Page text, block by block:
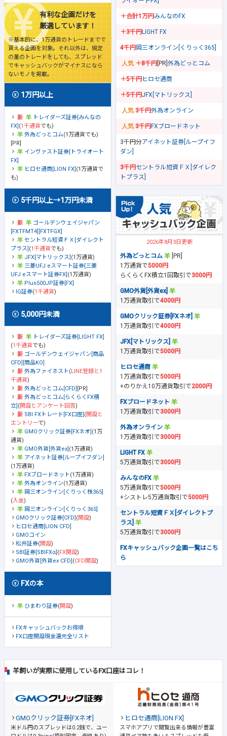
有利な企画だけを
厳選しています！
※基本的に、1万通貨のトレードまでで
貰える企画を対象。それ以外は、規定
の量のトレードをしても、スプレッド
でキャッシュバックがマイナスになら
ないモノを掲載。
1万円以上
トレイダーズ証券[みんなの
FX] (1千通貨でも)
外為どっとコム(1万通貨でも)
[PR]
インヴァスト証券[トライオート
FX]
ヒロセ通商[LION FX] (1万通貨で
も)
5千円以上→1万円未満
ゴールデンウェイジャパン
[FXTFMT4][FXTFGX]
セントラル短資ＦＸ[ダイレクト
プラス] (1千通貨でも)
JFX[マトリックス] (1万通貨)
三菱UFJ eスマート証券[三菱
UFJ eスマート証券FX] (1万通貨)
Plus500JP証券[FX]
IG証券(1千通貨)
5,000円未満
トレイダーズ証券[LIGHT FX]
(1千通貨でも)
ゴールデンウェイジャパン[商品
CFD][商品KO]
外為ファイネスト(LINE登録と1
千通貨)
外為どっとコム[CFD] [PR]
外為どっとコム[らくらくFX積
立] (開設とアンケート回答)
SBI FXトレード[FX口座] (開設と
エントリーで)
GMOクリック証券[FXネオ] (1万
通貨)
GMO外貨[外貨ex] (1万通貨)
アイネット証券[ループイフダン]
(1万通貨)
FXブロードネット(1万通貨)
外為オンライン(1万通貨)
岡三オンライン[くりっく株365]
(入金)
岡三オンライン[くりっく365]
GMOクリック証券[CFD] (開設)
ヒロセ通商[LION CFD]
GMOコイン
松井証券(開設)
SBI証券[SBIFXα] (FX開設)
GMO外貨[外貨ex CFD] (CFD開設)
FXの本
ひまわり証券(開設)
FXキャッシュバックお得順
FX口座開設現金還元全リスト
＋合計1万円みんなのFX
＋3千円LIGHT FX
4千円岡三オンライン[くりっく365]
＋8千円 [PR] 外為どっとコム
＋5千円ヒロセ通商
＋5千円JFX[マトリックス]
3千円外為オンライン
3千円FXブロードネット
3千円分アイネット証券[ループイフ
ダン]
3千円セントラル短資ＦＸ[ダイレク
トプラス]
2026年8月3日更新
外為どっとコム
[PR]
1万通貨で5000円
らくらくFX積立1回取引で3000円
GMO外貨[外貨ex]
1万通貨取引で4000円
GMOクリック証券[FXネオ]
1万通貨取引で4000円
JFX[マトリックス]
1万通貨取引で5000円
ヒロセ通商
1万通貨取引で5000円
+のりかえ10万通貨取引で2000円
FXブロードネット
1万通貨取引で3000円
外為オンライン
1万通貨取引で3000円
LIGHT FX
5万通貨取引で3000円
みんなのFX
5万通貨取引で5000円
+シストレ5万通貨取引で5000円
セントラル短資ＦＸ[ダイレクトプ
ラス]
5万通貨取引で3000円
FXキャッシュバック企画一覧はこち
ら
羊飼いが実際に使用しているFX口座はコレ！
GMOクリック証券[FXネオ]
米ドル円のスプレッドは0.2銭で、ユー
ヒロセ通商[LION FX]
スマホアプリで閲覧出来る情報が豊富